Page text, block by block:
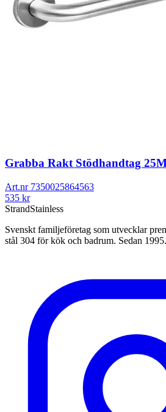
Grabba Rakt Stödhandtag
Art.nr 7350025864563
535 kr
StrandStainless
Svenskt familjeföretag som utvecklar
stål 304 för kök och badrum. Sedan 1995.